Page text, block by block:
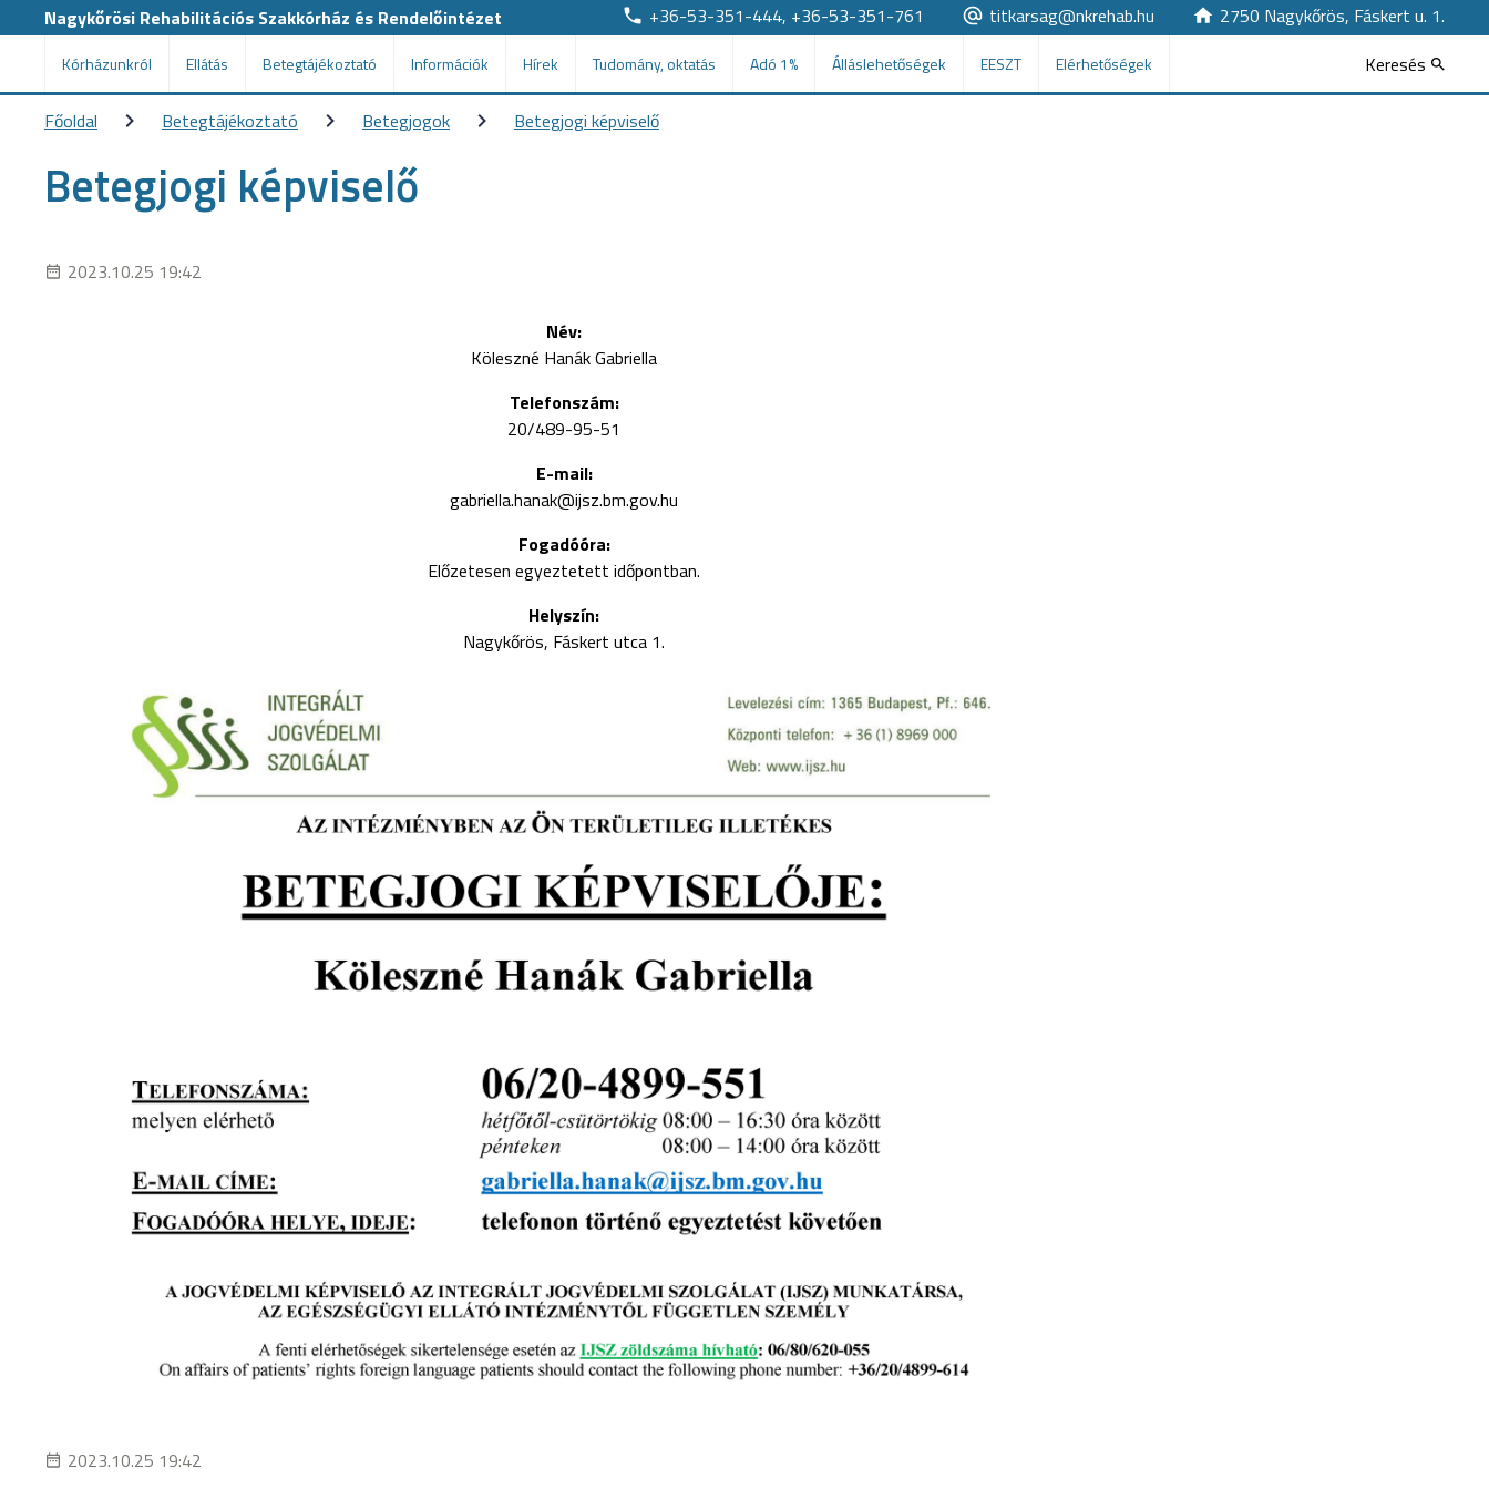
Nagykőrösi Rehabilitációs Szakkórház és Rendelőintézet +36-53-351-444, +36-53-351-761 titkarsag@nkrehab.hu 2750 Nagykőrös, Fáskert u. 1.
Kórházunkról Ellátás Betegtájékoztató Információk Hírek Tudomány, oktatás Adó 1% Álláslehetőségek EESZT Elérhetőségek Keresés
Főoldal Betegtájékoztató Betegjogok Betegjogi képviselő
Betegjogi képviselő
2023.10.25 19:42
Név:
Köleszné Hanák Gabriella
Telefonszám:
20/489-95-51
E-mail:
gabriella.hanak@ijsz.bm.gov.hu
Fogadóóra:
Előzetesen egyeztetett időpontban.
Helyszín:
Nagykőrös, Fáskert utca 1.
2023.10.25 19:42